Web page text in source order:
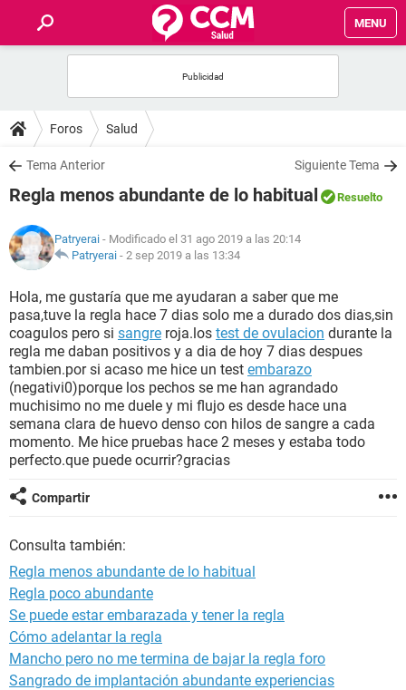
MENU
FOROS
SALUD
FAMILIA
NUTRICIÓN
BIENESTAR
SEXUALIDAD
GLOSARIO
Foros Salud
Tema Anterior Siguiente Tema
Regla menos abundante de lo habitual Resuelto
Patryerai - Modificado el 31 ago 2019 a las 20:14
Patryerai - 2 sep 2019 a las 13:34
Hola, me gustaría que me ayudaran a saber que me
pasa,tuve la regla hace 7 dias solo me a durado dos dias,sin
coagulos pero si sangre roja.los test de ovulacion durante la
regla me daban positivos y a dia de hoy 7 dias despues
tambien.por si acaso me hice un test embarazo
(negativi0)porque los pechos se me han agrandado
muchisimo no me duele y mi flujo es desde hace una
semana clara de huevo denso con hilos de sangre a cada
momento. Me hice pruebas hace 2 meses y estaba todo
perfecto.que puede ocurrir?gracias
Compartir
Consulta también:
Regla menos abundante de lo habitual
Regla poco abundante
Se puede estar embarazada y tener la regla
Cómo adelantar la regla
Mancho pero no me termina de bajar la regla foro
Sangrado de implantación abundante experiencias